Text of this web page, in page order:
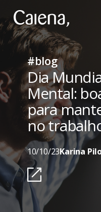
#blog
Dia
Mental:
para
no
10/10/23Karina